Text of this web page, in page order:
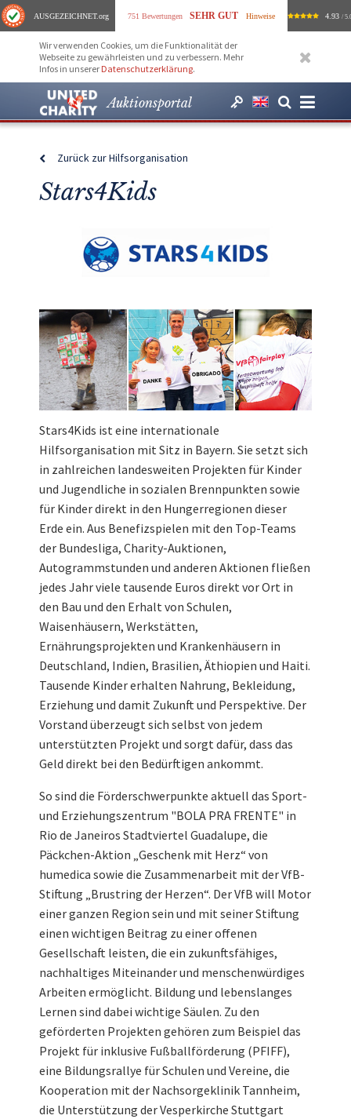
AUSGEZEICHNET.org 751 Bewertungen SEHR GUT Hinweise 4.93 /
Wir verwenden Cookies, um die Funktionalität der
Webseite zu gewährleisten und zu verbessern. Mehr
Infos in unserer Datenschutzerklärung.
Auktionsportal
Zurück zur Hilfsorganisation
Stars4Kids
Stars4Kids ist eine internationale
Hilfsorganisation mit Sitz in Bayern. Sie setzt sich
in zahlreichen landesweiten Projekten für Kinder
und Jugendliche in sozialen Brennpunkten sowie
für Kinder direkt in den Hungerregionen dieser
Erde ein. Aus Benefizspielen mit den Top-Teams
der Bundesliga, Charity-Auktionen,
Autogrammstunden und anderen Aktionen fließen
jedes Jahr viele tausende Euros direkt vor Ort in
den Bau und den Erhalt von Schulen,
Waisenhäusern, Werkstätten,
Ernährungsprojekten und Krankenhäusern in
Deutschland, Indien, Brasilien, Äthiopien und Haiti.
Tausende Kinder erhalten Nahrung, Bekleidung,
Erziehung und damit Zukunft und Perspektive. Der
Vorstand überzeugt sich selbst von jedem
unterstützten Projekt und sorgt dafür, dass das
Geld direkt bei den Bedürftigen ankommt.
So sind die Förderschwerpunkte aktuell das Sport-
und Erziehungszentrum "BOLA PRA FRENTE" in
Rio de Janeiros Stadtviertel Guadalupe, die
Päckchen-Aktion „Geschenk mit Herz“ von
humedica sowie die Zusammenarbeit mit der VfB-
Stiftung „Brustring der Herzen“. Der VfB will Motor
einer ganzen Region sein und mit seiner Stiftung
einen wichtigen Beitrag zu einer offenen
Gesellschaft leisten, die ein zukunftsfähiges,
nachhaltiges Miteinander und menschenwürdiges
Arbeiten ermöglicht. Bildung und lebenslanges
Lernen sind dabei wichtige Säulen. Zu den
geförderten Projekten gehören zum Beispiel das
Projekt für inklusive Fußballförderung (PFIFF),
eine Bildungsrallye für Schulen und Vereine, die
Kooperation mit der Nachsorgeklinik Tannheim,
die Unterstützung der Vesperkirche Stuttgart